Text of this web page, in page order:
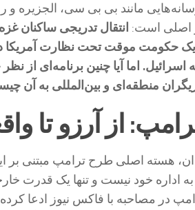
مانند بی بی سی، الجزیره و
اصلی است: انتقال تدریجی ساکنان
حکومت موقت تحت نظارت آمریکا در
اما آیا چنین برنامه‌ای از
منطقه‌ای و بین‌المللی به آن
از آرزو تا
هسته اصلی طرح ترامپ مبتنی بر
اداره خود نیست و تنها یک قدرت
در مصاحبه با فاکس نیوز ادعا